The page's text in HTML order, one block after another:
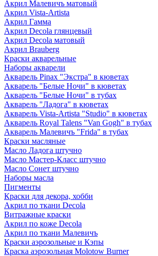
Акрил Малевичъ матовый
Акрил Vista-Artista
Акрил Гамма
Акрил Decola глянцевый
Акрил Decola матовый
Акрил Brauberg
Краски акварельные
Наборы акварели
Акварель Pinax "Экстра" в кюветах
Акварель "Белые Ночи" в кюветах
Акварель "Белые Ночи" в тубах
Акварель "Ладога" в кюветах
Акварель Vista-Artista "Studio" в кюветах
Акварель Royal Talens "Van Gogh" в тубах
Акварель Малевичъ "Frida" в тубах
Краски масляные
Масло Ладога штучно
Масло Мастер-Класс штучно
Масло Сонет штучно
Наборы масла
Пигменты
Краски для декора, хобби
Акрил по ткани Decola
Витражные краски
Акрил по коже Decola
Акрил по ткани Малевичъ
Краски аэрозольные и Кэпы
Краска аэрозольная Molotow Burner